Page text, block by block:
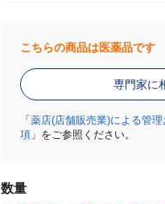
こちらの商品は医薬品です
専門家に
薬店(店舗販売業)による管
項」をご参照ください。
数量